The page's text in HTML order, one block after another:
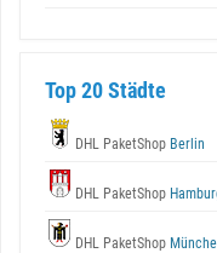
Top 20 Städte
DHL PaketShop Berlin
DHL PaketShop
DHL PaketShop